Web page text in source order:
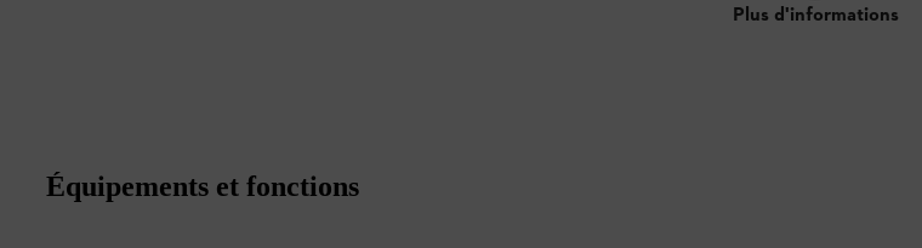
Plus d'informations
Équipements et fonctions